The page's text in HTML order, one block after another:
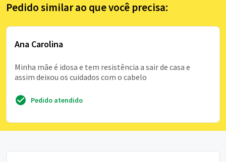
Pedido similar ao que você precisa:
Ana Carolina
Minha mãe é idosa e tem resistência a sair de casa e
assim deixou os cuidados com o cabelo
Pedido atendido